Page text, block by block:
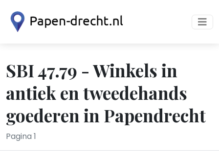
SBI 47.79 - Winkels in
antiek en tweedehands
goederen in Papendrecht
Pagina 1